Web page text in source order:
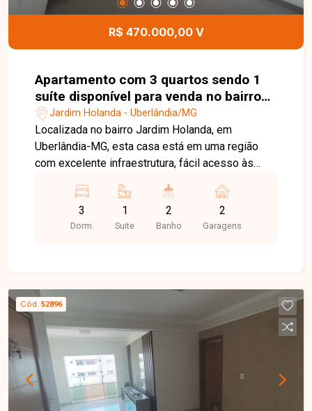
localização estratégica, espaço e potencial
construtivo. Uma excelente opção para construir a
residência dos sonhos, investir ou desenvolver
de valorização. Agende uma visita e conheça
essa oportunidade.
R$ 470.000,00 V
Apartamento com 3 quartos sendo 1
suíte disponível para venda no bairro
Jardim Holanda em Uberlândia-MG
Jardim Holanda - Uberlândia/MG
Localizada no bairro Jardim Holanda, em
Uberlândia-MG, esta casa está em uma região
com excelente infraestrutura, fácil acesso às
supermercados, escolas, farmácias, comércios e
diversos serviços, proporcionando praticidade,
conforto e qualidade de vida para toda a família.
varanda, área de serviço e 02 vagas de garagem
cobertas. O amplo quintal oferece excelente
espaço para implantação de uma área gourmet,
piscina, jardim ou futuras ampliações, agregando
ainda mais conforto e valorização ao imóvel. Esta
é uma excelente oportunidade para quem busca
uma casa funcional, com amplo espaço externo e
3
Dorm.
1
Suite
2
Banho
2
Garagens
Cód. 52896